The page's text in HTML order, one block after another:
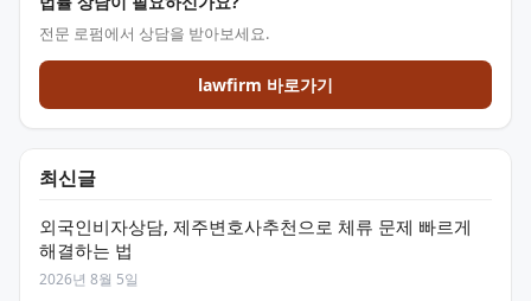
전문 로펌에서 상담을 받아보세요.
lawfirm 바로가기
최신글
외국인비자상담, 제주변호사추천으로 체류 문제 빠르게
해결하는 법
2026년 8월 5일